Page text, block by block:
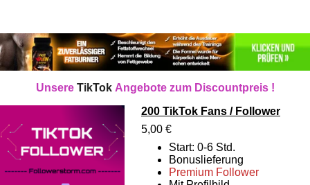
Unsere TikTokAngebote zum Discountpreis !
200 TikTok Fans / Follower
5,00 €
Start: 0-6 Std.
Bonuslieferung
Premium Follower